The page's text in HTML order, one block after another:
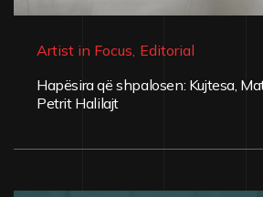
Artist in Focus, Editorial
Hapësira që shpalosen: Kujtesa,
Petrit Halilajt